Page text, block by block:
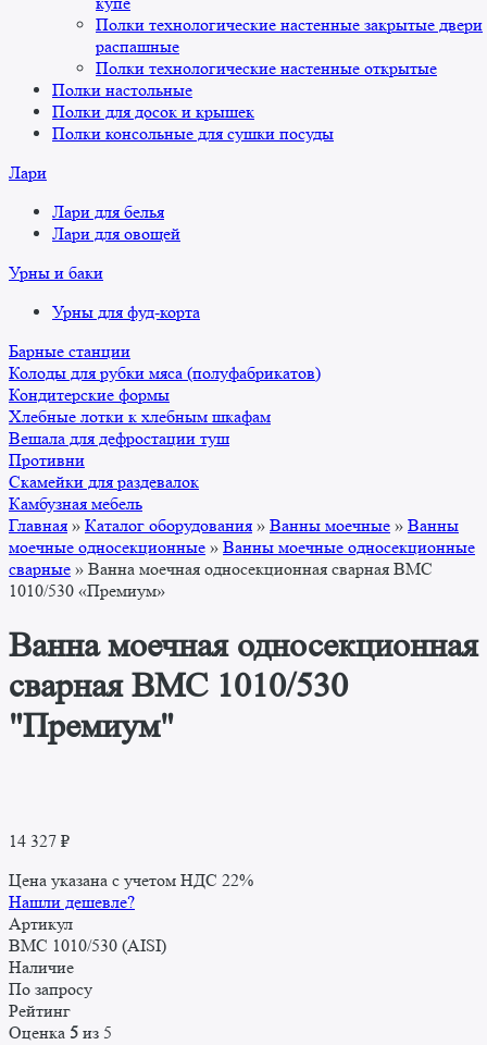
Полки технологические настенные закрытые двери
распашные
Полки технологические настенные открытые
Полки настольные
Полки для досок и крышек
Полки консольные для сушки посуды
Лари
Лари для белья
Лари для овощей
Урны и баки
Урны для фуд-корта
Барные станции
Колоды для рубки мяса (полуфабрикатов)
Кондитерские формы
Хлебные лотки к хлебным шкафам
Вешала для дефростации туш
Противни
Скамейки для раздевалок
Камбузная мебель
Главная » Каталог оборудования » Ванны моечные » Ванны
моечные односекционные » Ванны моечные односекционные
сварные » Ванна моечная односекционная сварная ВМС
1010/530 «Премиум»
Ванна моечная односекционная
сварная ВМС 1010/530
"Премиум"
14 327 ₽
Цена указана с учетом НДС 22%
Нашли дешевле?
Артикул
ВМС 1010/530 (AISI)
Наличие
По запросу
Рейтинг
Оценка 5 из 5